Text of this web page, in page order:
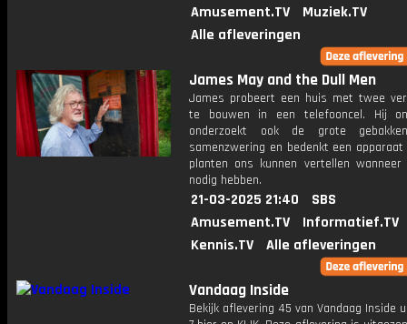
Amusement.TV
Muziek.TV
Alle afleveringen
James May and the Dull Men
James probeert een huis met twee
te bouwen in een telefooncel. Hij
onderzoekt ook de grote
samenzwering en bedenkt een
planten ons kunnen vertellen
nodig hebben.
21-03-2025 21:40
SBS
Amusement.TV
Informatief.TV
Kennis.TV
Alle afleveringen
Vandaag Inside
Bekijk aflevering 45 van Vandaag Inside